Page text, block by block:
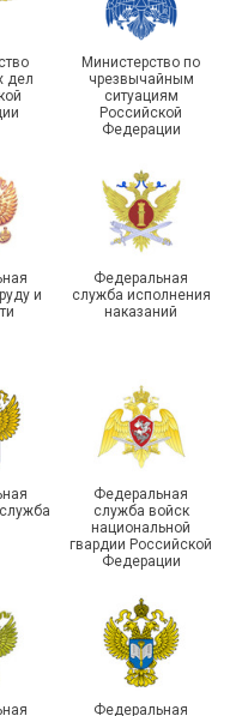
Подписано соглашение с
области
организаций ГУФСИН
России по Пермскому
краю приняли участие в
туристическом слете
дел
Министерство по
чрезвычайным
ситуациям
Российской
Федерации
и
Федеральная
служба исполнения
наказаний
Федеральная
служба войск
национальной
гвардии Российской
Федерации
Федеральная